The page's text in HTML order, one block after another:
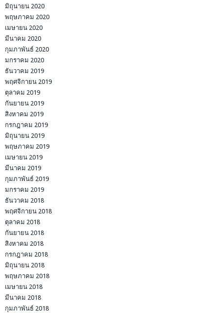
มิถุนายน 2020
พฤษภาคม 2020
เมษายน 2020
มีนาคม 2020
กุมภาพันธ์ 2020
มกราคม 2020
ธันวาคม 2019
พฤศจิกายน 2019
ตุลาคม 2019
กันยายน 2019
สิงหาคม 2019
กรกฎาคม 2019
มิถุนายน 2019
พฤษภาคม 2019
เมษายน 2019
มีนาคม 2019
กุมภาพันธ์ 2019
มกราคม 2019
ธันวาคม 2018
พฤศจิกายน 2018
ตุลาคม 2018
กันยายน 2018
สิงหาคม 2018
กรกฎาคม 2018
มิถุนายน 2018
พฤษภาคม 2018
เมษายน 2018
มีนาคม 2018
กุมภาพันธ์ 2018